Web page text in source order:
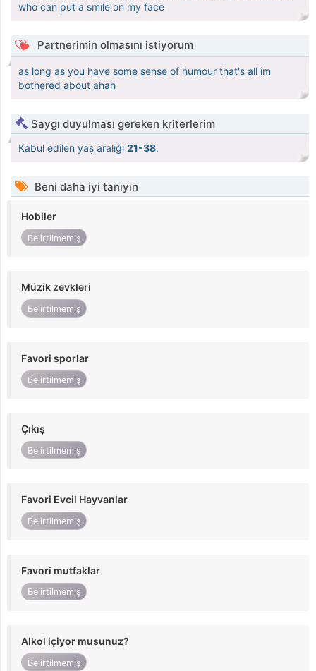
who can put a smile on my face
Partnerimin olmasını istiyorum
as long as you have some sense of humour that's all im
bothered about ahah
Saygı duyulması gereken kriterlerim
Kabul edilen yaş aralığı 21-38.
Beni daha iyi tanıyın
Hobiler
Belirtilmemiş
Müzik zevkleri
Belirtilmemiş
Favori sporlar
Belirtilmemiş
Çıkış
Belirtilmemiş
Favori Evcil Hayvanlar
Belirtilmemiş
Favori mutfaklar
Belirtilmemiş
Alkol içiyor musunuz?
Belirtilmemiş